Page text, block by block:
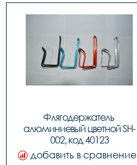
Флягодержатель
алюминиевый цветной SH-
002, код 40123
добавить в сравнение